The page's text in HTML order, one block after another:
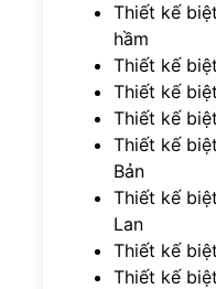
Thiết kế
hầm
Thiết kế
Thiết kế
Thiết kế
Thiết kế
Bản
Thiết kế
Lan
Thiết kế
Thiết kế